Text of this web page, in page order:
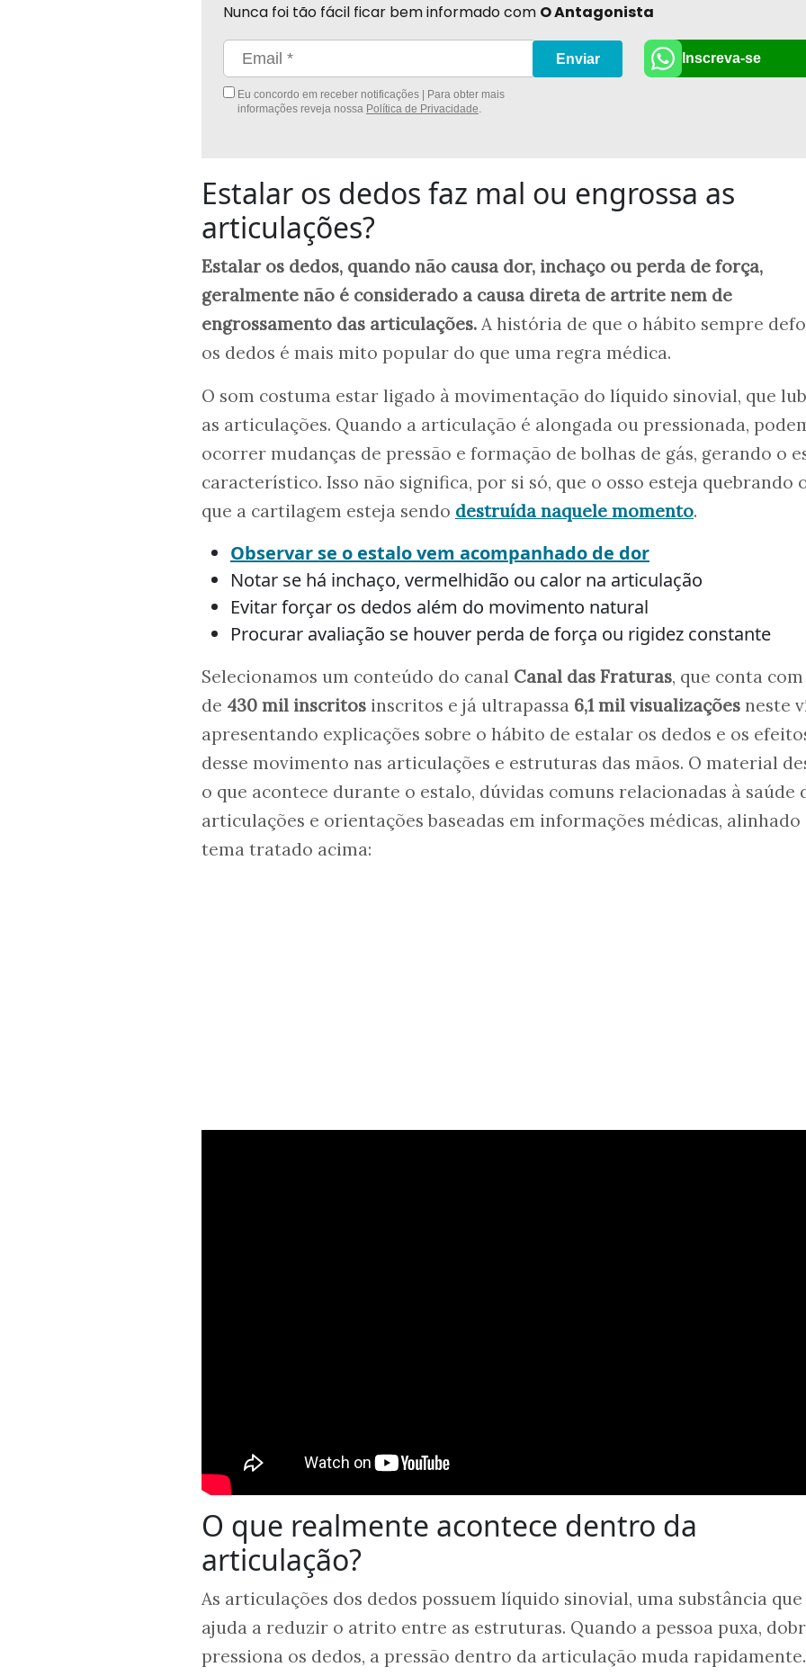
Nunca foi tão fácil ficar bem informado com O Antagonista
Eu concordo em receber notificações | Para obter mais
informações reveja nossa Política de Privacidade.
Enviar Inscreva-se
Estalar os dedos faz mal ou engrossa as
articulações?
Estalar os dedos, quando não causa dor, inchaço ou perda de força,
geralmente não é considerado a causa direta de artrite nem de
engrossamento das articulações. A história de que o hábito sempre
os dedos é mais mito popular do que uma regra médica.
O som costuma estar ligado à movimentação do líquido sinovial, que
as articulações. Quando a articulação é alongada ou pressionada,
ocorrer mudanças de pressão e formação de bolhas de gás, gerando o
característico. Isso não significa, por si só, que o osso esteja quebrando
que a cartilagem esteja sendo destruída naquele momento.
Observar se o estalo vem acompanhado de dor
Notar se há inchaço, vermelhidão ou calor na articulação
Evitar forçar os dedos além do movimento natural
Procurar avaliação se houver perda de força ou rigidez constante
Selecionamos um conteúdo do canal Canal das Fraturas, que conta
de 430 mil inscritos inscritos e já ultrapassa 6,1 mil visualizações neste
apresentando explicações sobre o hábito de estalar os dedos e os
desse movimento nas articulações e estruturas das mãos. O material
o que acontece durante o estalo, dúvidas comuns relacionadas à saúde
articulações e orientações baseadas em informações médicas, alinhado
tema tratado acima:
O que realmente acontece dentro da
articulação?
As articulações dos dedos possuem líquido sinovial, uma substância que
ajuda a reduzir o atrito entre as estruturas. Quando a pessoa puxa,
pressiona os dedos, a pressão dentro da articulação muda rapidamente.